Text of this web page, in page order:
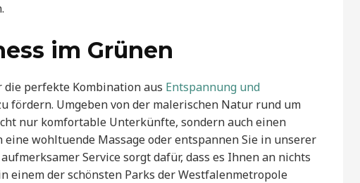
im Grünen
perfekte Kombination aus Entspannung und
fördern. Umgeben von der malerischen Natur rund um
nur komfortable Unterkünfte, sondern auch einen
eine wohltuende Massage oder entspannen Sie in unserer
Service sorgt dafür, dass es Ihnen an nichts
einem der schönsten Parks der Westfalenmetropole